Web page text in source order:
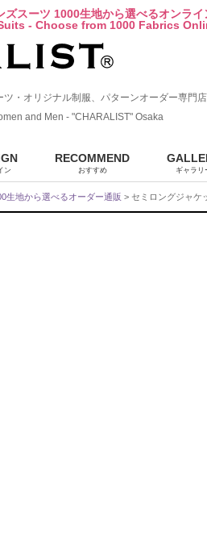
スーツ 1000生地から選べるオンライ
- Choose from 1000 Fabrics
・オリジナル制服、パターンオーダー専門店
and Men - "CHARALIST" Osaka
ン
RECOMMEND
おすすめ ギャラリ
生地から選べるオーダー通販 > セミロングジャケ